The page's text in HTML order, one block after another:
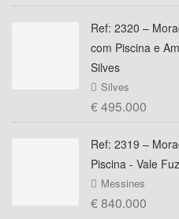
Ref: 2320 –
com Piscina e
Silves
Silves
€ 495.000
Ref: 2319 –
Piscina - Vale
Messines
€ 840.000